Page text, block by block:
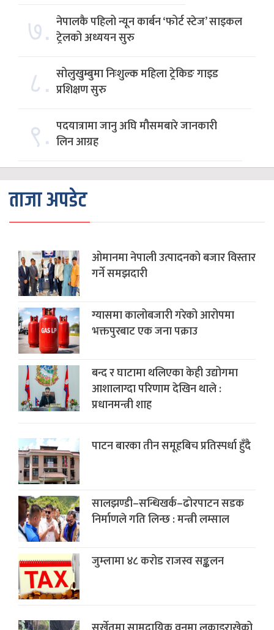
७. नेपालकै पहिलो न्यून कार्बन ‘फोर्ट स्टेज’ साइकल
ट्रेलको अध्ययन सुरु
८. सोलुखुम्बुमा निःशुल्क महिला ट्रेकिङ गाइड
प्रशिक्षण सुरु
९. पदयात्रामा जानु अघि मौसमबारे जानकारी
लिन आग्रह
ताजा अपडेट
ओमानमा नेपाली उत्पादनको बजार विस्तार
गर्ने समझदारी
ग्यासमा कालोबजारी गरेको आरोपमा
भक्तपुरबाट एक जना पक्राउ
बन्द र घाटामा थलिएका केही उद्योगमा
आशालाग्दा परिणाम देखिन थाले :
प्रधानमन्त्री शाह
पाटन बारका तीन समूहबिच प्रतिस्पर्धा हुँदै
सालझण्डी–सन्धिखर्क–ढोरपाटन सडक
निर्माणले गति लिन्छ : मन्त्री लम्साल
जुम्लामा ४८ करोड राजस्व सङ्कलन